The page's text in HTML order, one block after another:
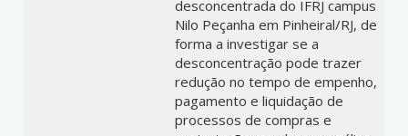
desconcentrada do IFRJ campus
Nilo Peçanha em Pinheiral/RJ, de
forma a investigar se a
desconcentração pode trazer
redução no tempo de empenho,
pagamento e liquidação de
processos de compras e